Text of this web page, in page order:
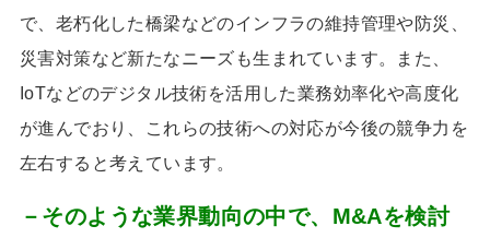
で、老朽化した橋梁などのインフラの維持管理や防災、
災害対策など新たなニーズも生まれています。また、
IoTなどのデジタル技術を活用した業務効率化や高度化
が進んでおり、これらの技術への対応が今後の競争力を
左右すると考えています。
－そのような業界動向の中で、M&Aを検討